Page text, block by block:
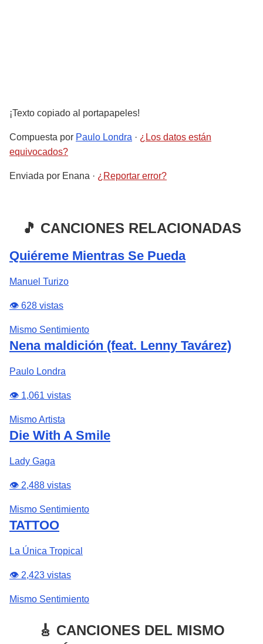
¡Texto copiado al portapapeles!
Compuesta por Paulo Londra · ¿Los datos están
equivocados?
Enviada por Enana · ¿Reportar error?
🎵 CANCIONES RELACIONADAS
Quiéreme Mientras Se Pueda
Manuel Turizo
👁️ 628 vistas
Mismo Sentimiento
Nena maldición (feat. Lenny Tavárez)
Paulo Londra
👁️ 1,061 vistas
Mismo Artista
Die With A Smile
Lady Gaga
👁️ 2,488 vistas
Mismo Sentimiento
TATTOO
La Única Tropical
👁️ 2,423 vistas
Mismo Sentimiento
🎸 CANCIONES DEL MISMO